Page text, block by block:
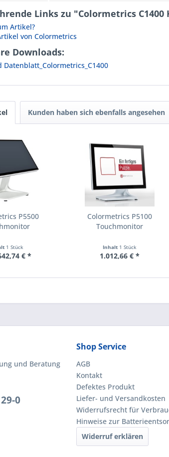
Links zu "Colormetrics C1400
Artikel?
von Colormetrics
Downloads:
Datenblatt_Colormetrics_C1400
Kunden haben sich ebenfalls angesehen
P5500
1 Stück
€ *
Colormetrics P5100
Touchmonitor
Inhalt 1 Stück
1.012,66 € *
und Beratung
0
Shop Service
AGB
Kontakt
Defektes Produkt
Liefer- und Versandkosten
Widerrufsrecht für
Hinweise zur
Widerruf erklären